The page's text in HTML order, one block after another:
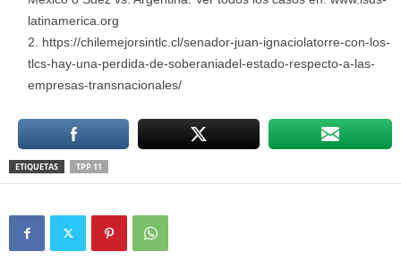
latinamerica.org
https://chilemejorsintlc.cl/senador-juan-ignaciolatorre-con-los-
tlcs-hay-una-perdida-de-soberaniadel-estado-respecto-a-las-
empresas-transnacionales/
ETIQUETAS TPP 11